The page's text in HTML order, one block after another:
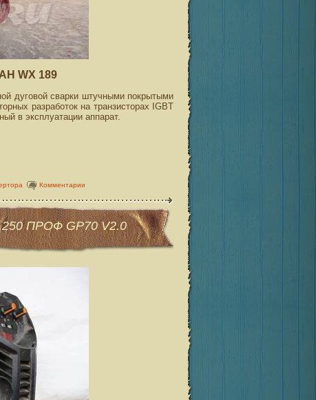
WX 189
дуговой сварки штучными покрытыми
разработок на транзисторах IGBT
в эксплуатации аппарат.
Комментарии
ПРОФ GP70 V2.0